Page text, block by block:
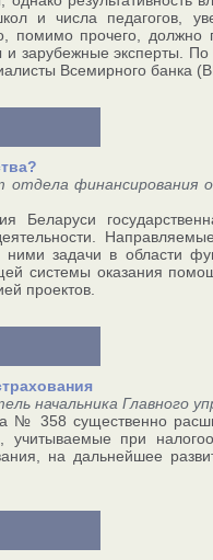
и числа педагогов,
помимо прочего, должно
и зарубежные эксперты.
Всемирного банка
финансирования
Беларуси
ними задачи в области
системы оказания
проектов.
начальника Главного
№ 358 существенно
учитываемые при
на дальнейшее